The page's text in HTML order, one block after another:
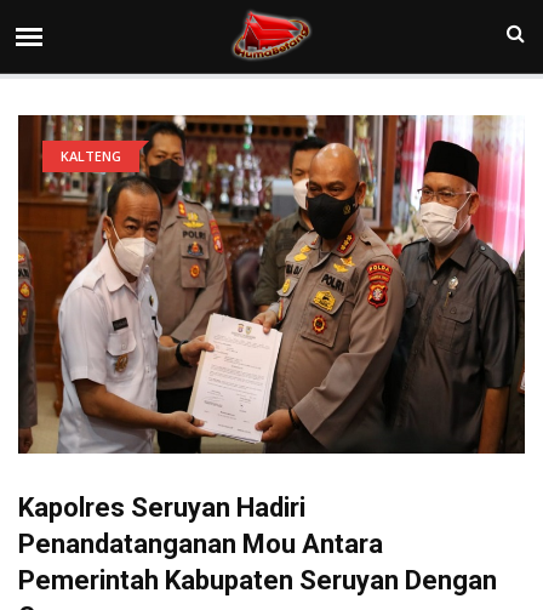
KALTENG
Kapolres Seruyan Hadiri
Penandatanganan Mou Antara
Pemerintah Kabupaten Seruyan Dengan